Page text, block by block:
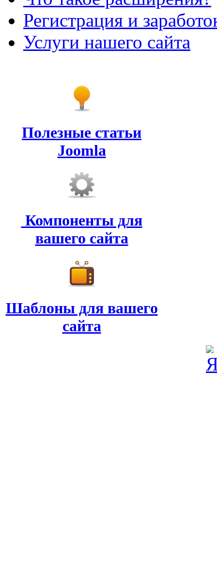
Регистрация и
Услуги нашего сайта
Полезные статьи
Joomla
Компоненты для
вашего сайта
Шаблоны для вашего
сайта